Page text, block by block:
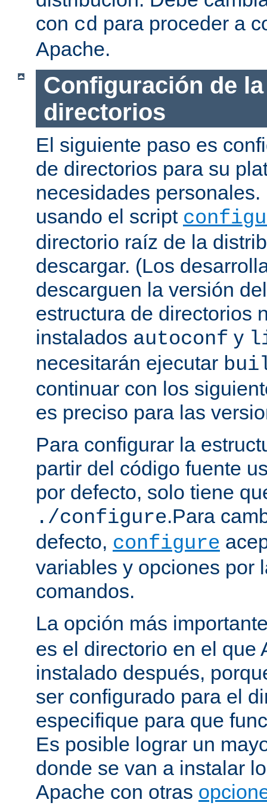
con cd para proceder a
Apache.
Configuración de
directorios
El siguiente paso es
de directorios para su
necesidades
usando el script
directorio raíz de la
descargar. (Los
descarguen la versión
estructura de directorios
instalados autoconf y
necesitarán ejecutar
continuar con los
es preciso para las
Para configurar la
partir del código fuente
por defecto, solo tiene
./configure.Para
defecto, configure
variables y opciones por
comandos.
La opción más
es el directorio en el que
instalado después,
ser configurado para el
especifique para que
Es posible lograr un
donde se van a instalar
Apache con otras